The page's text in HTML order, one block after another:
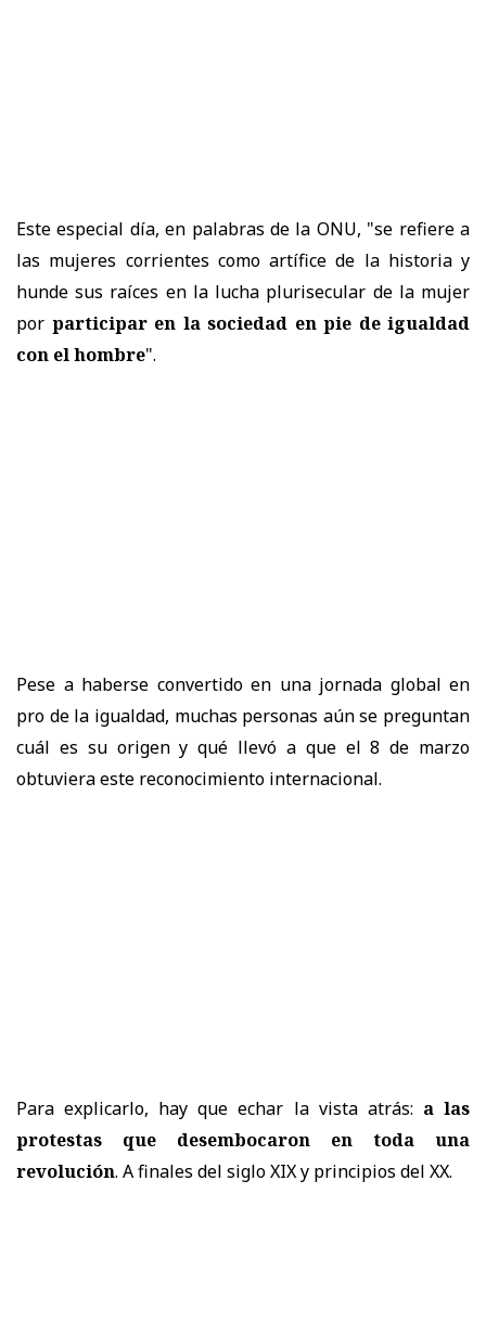
Este especial día, en palabras de la ONU, "se refiere a
las mujeres corrientes como artífice de la historia y
hunde sus raíces en la lucha plurisecular de la mujer
por participar en la sociedad en pie de igualdad
con el hombre".
Pese a haberse convertido en una jornada global en
pro de la igualdad, muchas personas aún se preguntan
cuál es su origen y qué llevó a que el 8 de marzo
obtuviera este reconocimiento internacional.
Para explicarlo, hay que echar la vista atrás: a las
protestas que desembocaron en toda una
revolución. A finales del siglo XIX y principios del XX.